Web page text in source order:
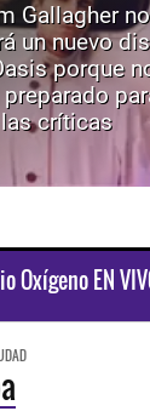
Gallagher no
un nuevo
porque
las críticas
Oxígeno EN